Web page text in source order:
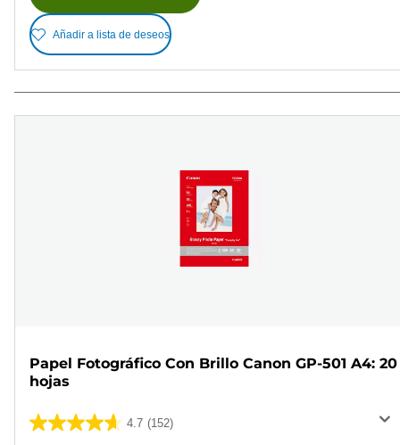
Añadir a lista de deseos
Papel Fotográfico Con Brillo Canon GP-501 A4: 20
hojas
4.7 (152)
4.7